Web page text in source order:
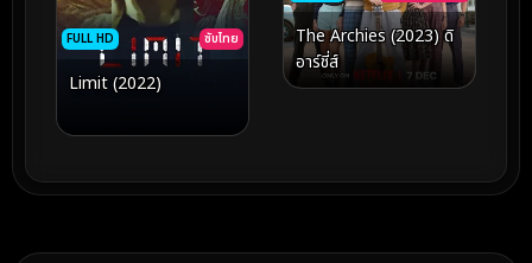
FULL HD ซับไทย
Limit (2022)
The Archies (2023) ดิ
อาร์ชี่ส์